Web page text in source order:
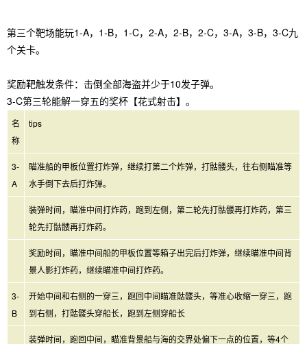
第三个靶场能玩1-A，1-B，1-C，2-A，2-B，2-C，3-A，3-B，3-C九
个关卡。
奖励靶触发条件：击倒全部海盗并少于10发子弹。
3-C第三轮能解一穿五的奖杯【花式射击】。
名
称
tips
3-
A
瞄准船的甲板位置打炸弹，继续打第二个炸弹，打骷髅头，往右侧瞄准等
水手倒下去后打炸弹。
装弹时间，瞄准中间打炸药，跑到左侧，第二轮先打骷髅再打炸药，第三
轮先打骷髅再打炸药。
奖励时间，瞄准中间船的甲板位置等箱子出完后打炸弹，继续瞄准中间背
景人影打炸药，继续瞄准中间打炸药。
3-
B
开始中间和右侧的一穿三，跑回中间瞄准骷髅头，等准心收缩一穿三，跑
到右侧，打骷髅头穿船长，跑到左侧穿船长
装弹时间，跑回中间，瞄准背景船与海的交界处偏下一点的位置，等4个